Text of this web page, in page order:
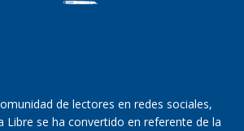
de lectores en redes sociales,
Libre se ha convertido en referente de la